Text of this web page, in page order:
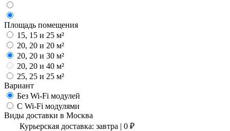
Площадь помещения
15, 15 и 25 м²
20, 20 и 20 м²
20, 20 и 30 м²
20, 20 и 40 м²
25, 25 и 25 м²
Вариант
Без Wi-Fi модулей
С Wi-Fi модулями
Виды доставки в Москва
Курьерская доставка: завтра | 0 ₽